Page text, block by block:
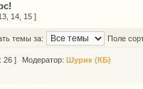
14 15 ]
темы за: Поле
26 ] Модератор: Шурик (КБ)